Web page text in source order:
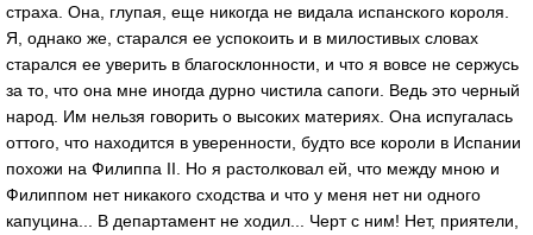
страха. Она, глупая, еще никогда не видала испанского короля.
Я, однако же, старался ее успокоить и в милостивых словах
старался ее уверить в благосклонности, и что я вовсе не сержусь
за то, что она мне иногда дурно чистила сапоги. Ведь это черный
народ. Им нельзя говорить о высоких материях. Она испугалась
оттого, что находится в уверенности, будто все короли в Испании
похожи на Филиппа II. Но я растолковал ей, что между мною и
Филиппом нет никакого сходства и что у меня нет ни одного
капуцина... В департамент не ходил... Черт с ним! Нет, приятели,